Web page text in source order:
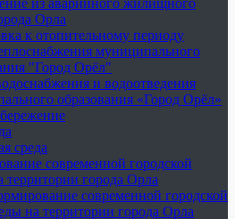
из аварийного жилищного
Орла
к отопительному периоду
муниципального
"Город Орёл"
и водоотведения
образования «Город Орёл»
среда
современной городской
территории города Орла
современной городской
на территории города Орла